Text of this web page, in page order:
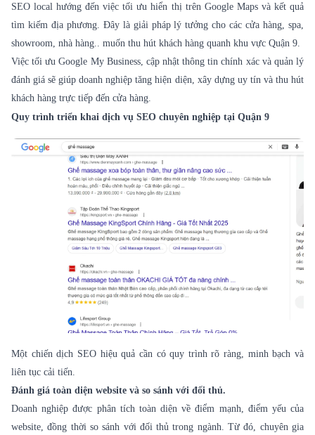
SEO local hướng đến việc tối ưu hiển thị trên Google Maps và kết quả
tìm kiếm địa phương. Đây là giải pháp lý tưởng cho các cửa hàng, spa,
showroom, nhà hàng.. muốn thu hút khách hàng quanh khu vực Quận 9.
Việc tối ưu Google My Business, cập nhật thông tin chính xác và quản lý
đánh giá sẽ giúp doanh nghiệp tăng hiện diện, xây dựng uy tín và thu hút
khách hàng trực tiếp đến cửa hàng.
Quy trình triển khai dịch vụ SEO chuyên nghiệp tại Quận 9
Một chiến dịch SEO hiệu quả cần có quy trình rõ ràng, minh bạch và
liên tục cải tiến.
Đánh giá toàn diện website và so sánh với đối thủ.
Doanh nghiệp được phân tích toàn diện về điểm mạnh, điểm yếu của
website, đồng thời so sánh với đối thủ trong ngành. Từ đó, chuyên gia